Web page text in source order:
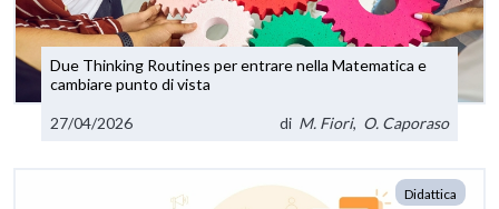
Due Thinking Routines per entrare nella Matematica e
cambiare punto di vista
27/04/2026 di M. Fiori, O. Caporaso
Didattica